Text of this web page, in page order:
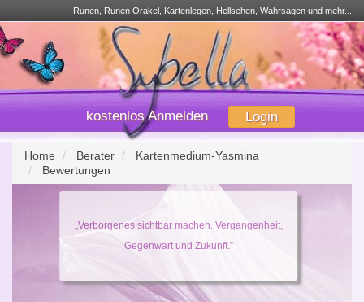
Runen, Runen Orakel, Kartenlegen, Hellsehen, Wahrsagen und mehr...
kostenlos Anmelden Login
Home Berater
Kartenmedium-Yasmina
Bewertungen
„Verborgenes sichtbar machen. Vergangenheit,
Gegenwart und Zukunft.”